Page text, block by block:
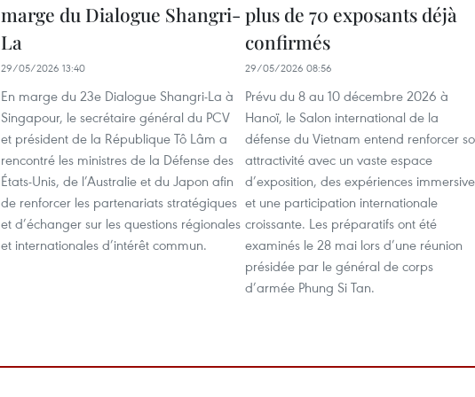
marge du Dialogue Shangri-
La
29/05/2026 13:40
En marge du 23e Dialogue Shangri-La à
Singapour, le secrétaire général du PCV
et président de la République Tô Lâm a
rencontré les ministres de la Défense des
États-Unis, de l’Australie et du Japon afin
de renforcer les partenariats stratégiques
et d’échanger sur les questions régionales
et internationales d’intérêt commun.
plus de 70 exposants déjà
confirmés
29/05/2026 08:56
Prévu du 8 au 10 décembre 2026 à
Hanoï, le Salon international de la
défense du Vietnam entend renforcer
attractivité avec un vaste espace
d’exposition, des expériences
et une participation internationale
croissante. Les préparatifs ont été
examinés le 28 mai lors d’une réunion
présidée par le général de corps
d’armée Phung Si Tan.